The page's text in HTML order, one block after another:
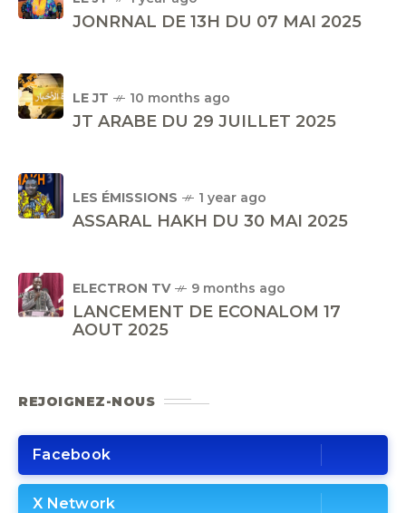
JONRNAL DE 13H DU 07 MAI 2025
LE JT 10 months ago
JT ARABE DU 29 JUILLET 2025
LES ÉMISSIONS 1 year ago
ASSARAL HAKH DU 30 MAI 2025
ELECTRON TV 9 months ago
LANCEMENT DE ECONALOM 17
AOUT 2025
REJOIGNEZ-NOUS
Facebook
X Network